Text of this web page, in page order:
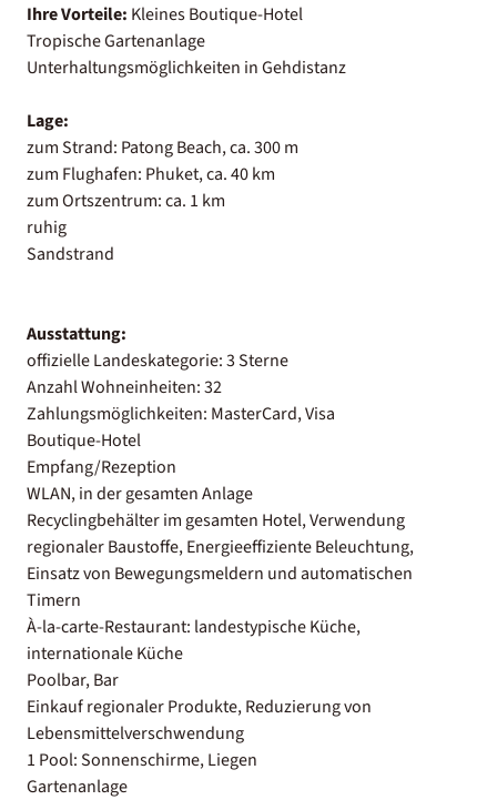
Ihre Vorteile: Kleines Boutique-Hotel
Tropische Gartenanlage
Unterhaltungsmöglichkeiten in Gehdistanz
Lage:
zum Strand: Patong Beach, ca. 300 m
zum Flughafen: Phuket, ca. 40 km
zum Ortszentrum: ca. 1 km
ruhig
Sandstrand
Ausstattung:
offizielle Landeskategorie: 3 Sterne
Anzahl Wohneinheiten: 32
Zahlungsmöglichkeiten: MasterCard, Visa
Boutique-Hotel
Empfang/Rezeption
WLAN, in der gesamten Anlage
Recyclingbehälter im gesamten Hotel, Verwendung
regionaler Baustoffe, Energieeffiziente Beleuchtung,
Einsatz von Bewegungsmeldern und automatischen
Timern
À-la-carte-Restaurant: landestypische Küche,
internationale Küche
Poolbar, Bar
Einkauf regionaler Produkte, Reduzierung von
Lebensmittelverschwendung
1 Pool: Sonnenschirme, Liegen
Gartenanlage